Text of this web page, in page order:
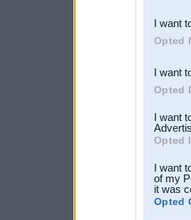
third
I want
Opted
I want
Opted
I want
Opted
I want
of my
it was
Opted